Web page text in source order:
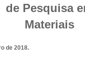
de Pesquisa
Materiais
de 2018.